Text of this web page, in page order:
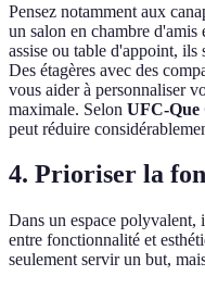
Pensez notamment aux
un salon en chambre
assise ou table d'appoint, ils
Des étagères avec des
vous aider à personnaliser
maximale. Selon UFC-Que
peut réduire
4. Prioriser la
Dans un espace
entre fonctionnalité et
seulement servir un but,